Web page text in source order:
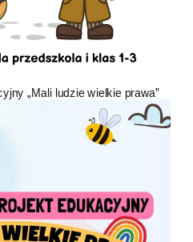
„Mali ludzie wielkie prawa”